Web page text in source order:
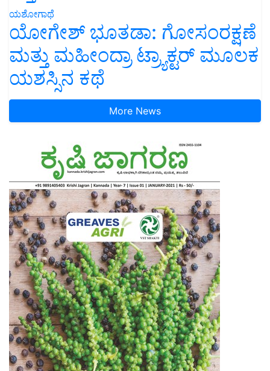
ಯಶೋಗಾಥೆ
ಯೋಗೇಶ್ ಭೂತಡಾ: ಗೋಸಂರಕ್ಷಣೆ
ಮತ್ತು ಮಹೀಂದ್ರಾ ಟ್ರ್ಯಾಕ್ಟರ್ ಮೂಲಕ
ಯಶಸ್ಸಿನ ಕಥೆ
More News